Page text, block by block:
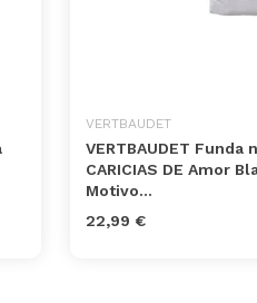
VERTBAUDET
VERTBAUDET Funda
CARICIAS DE Amor
Motivo...
22,99 €